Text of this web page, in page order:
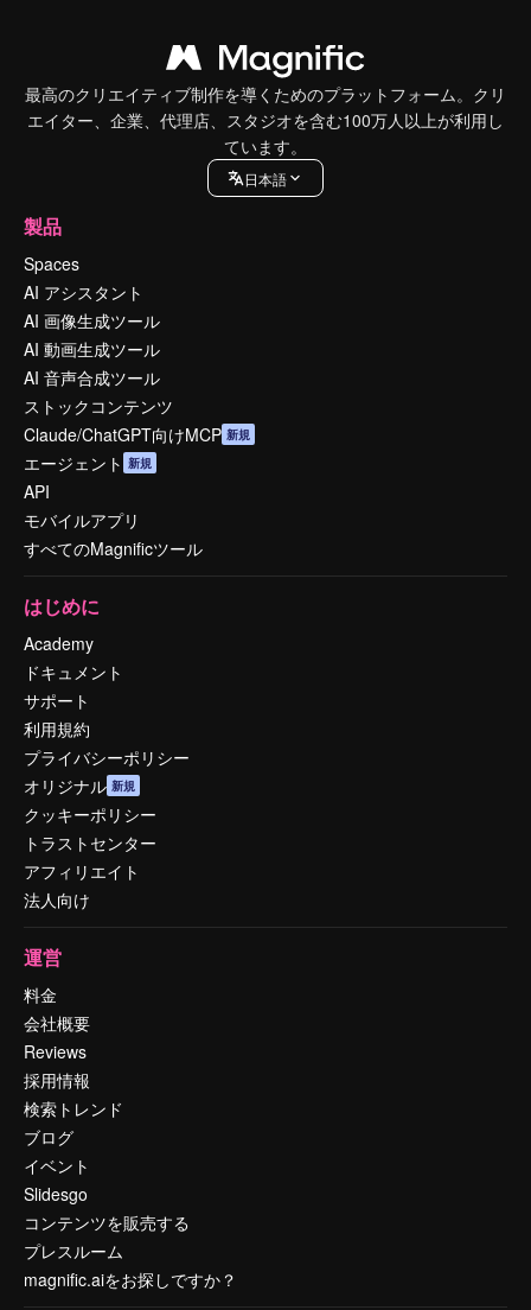
最高のクリエイティブ制作を導くためのプラットフォーム。クリ
エイター、企業、代理店、スタジオを含む100万人以上が利用し
ています。
日本語
製品
Spaces
AI アシスタント
AI 画像生成ツール
AI 動画生成ツール
AI 音声合成ツール
ストックコンテンツ
Claude/ChatGPT向けMCP 新規
エージェント 新規
API
モバイルアプリ
すべてのMagnificツール
はじめに
Academy
ドキュメント
サポート
利用規約
プライバシーポリシー
オリジナル 新規
クッキーポリシー
トラストセンター
アフィリエイト
法人向け
運営
料金
会社概要
Reviews
採用情報
検索トレンド
ブログ
イベント
Slidesgo
コンテンツを販売する
プレスルーム
magnific.aiをお探しですか？